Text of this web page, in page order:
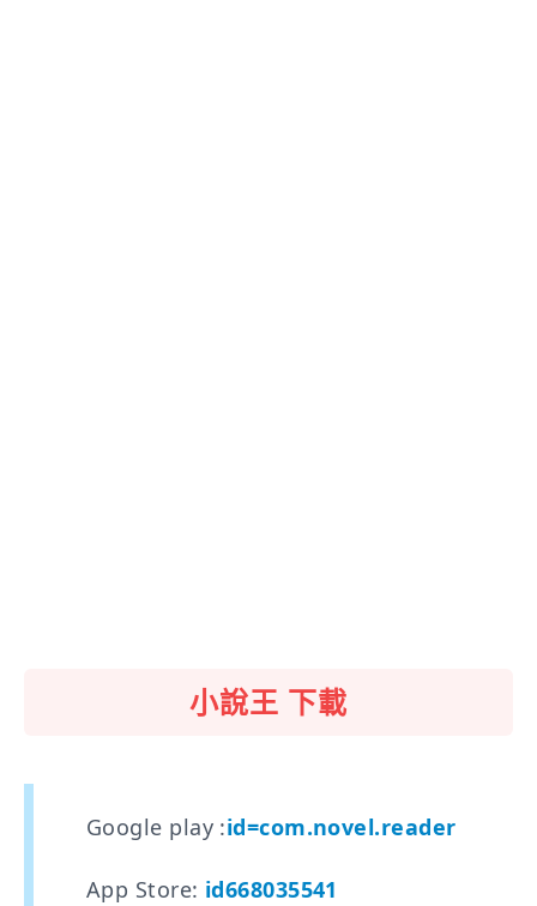
小說王 下載
Google play :id=com.novel.reader
App Store: id668035541